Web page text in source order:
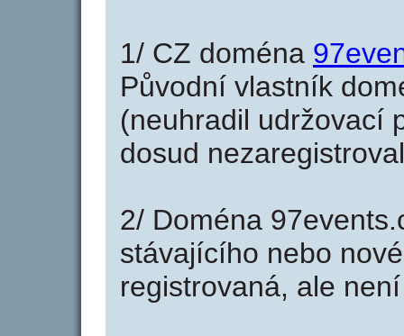
1/ CZ doména
Původní vlastník
(neuhradil udržovací
dosud
2/ Doména
stávajícího nebo
registrovaná, ale